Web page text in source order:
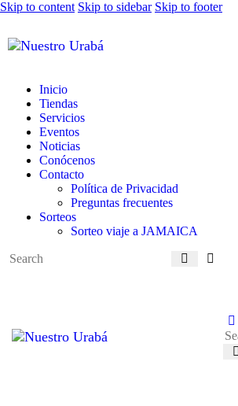
Skip to content Skip to sidebar Skip to footer
Inicio
Tiendas
Servicios
Eventos
Noticias
Conócenos
Contacto
Política de Privacidad
Preguntas frecuentes
Sorteos
Sorteo viaje a JAMAICA